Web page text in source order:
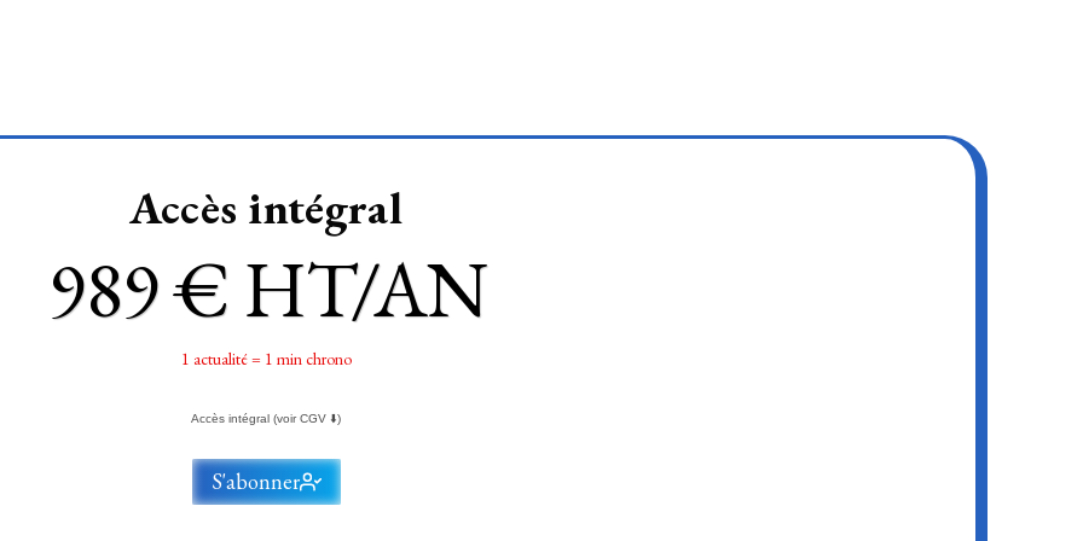
Accès intégral
989 € HT/AN
1 actualité = 1 min chrono
Accès intégral (voir CGV ⬇️)
S'abonner